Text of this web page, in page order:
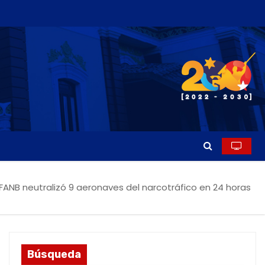
neutralizó 9 aeronaves del narcotráfico en 24 horas
Búsqueda